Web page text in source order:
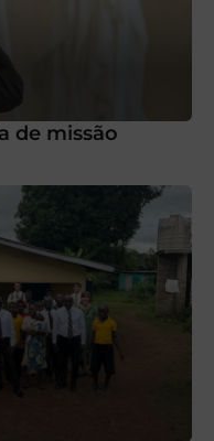
de missão